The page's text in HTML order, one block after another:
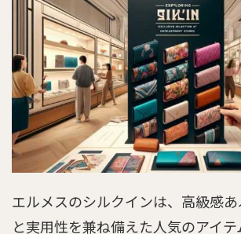
エルメスのシルクインは、高級感
と実用性を兼ね備えた人気のアイ